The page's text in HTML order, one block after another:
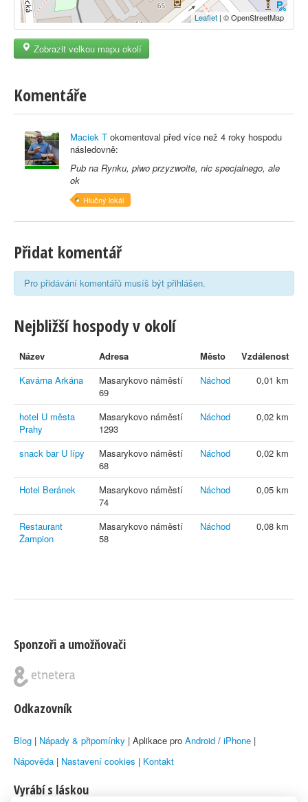
Leaflet | © OpenStreetMap
Zobrazit velkou mapu okolí
Komentáře
Maciek T okomentoval před více než 4 roky hospodu
následovně:
Pub na Rynku, piwo przyzwoite, nic specjalnego, ale
ok
Hlučný lokál
Přidat komentář
Pro přidávání komentářů musíš být přihlášen.
Nejbližší hospody v okolí
Název Adresa Město
Vzdálenost
Kavárna Arkána
Masarykovo náměstí
69
Náchod 0,01 km
hotel U města
Prahy
Masarykovo náměstí
1293
Náchod 0,02 km
snack bar U lípy
Masarykovo náměstí
68
Náchod 0,02 km
Hotel Beránek
Masarykovo náměstí
74
Náchod 0,05 km
Restaurant
Žampion
Masarykovo náměstí
58
Náchod 0,08 km
Sponzoři a umožňovači
Odkazovník
Blog | Nápady & připomínky | Aplikace pro Android / iPhone |
Nápověda | Nastavení cookies | Kontakt
Vyrábí s láskou